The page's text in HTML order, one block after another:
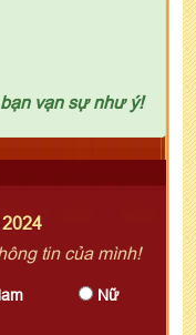
vạn sự như ý!
tin của mình!
Nữ